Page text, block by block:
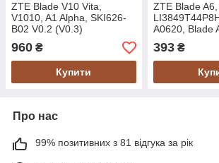
ZTE Blade V10 Vita,
V1010, A1 Alpha, SKI626-
B02 V0.2 (V0.3)
Дисплей+тачскрин(модуль)
черный Original *PRC
960 ₴
Купити
ZTE Blade A6,
A0620, Blade
A0621,
393₴
Про нас
99% позитивних з 81 відгука за рік